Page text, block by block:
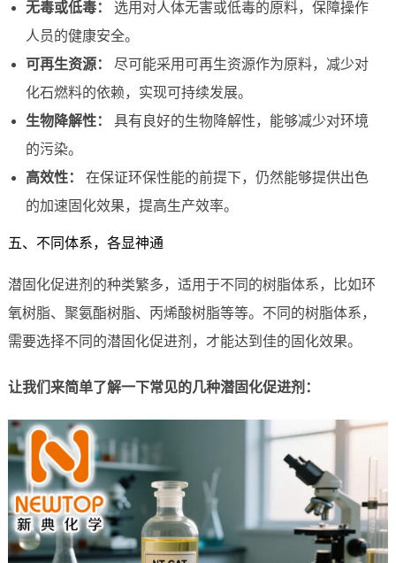
无毒或低毒：
选用对人体无害或低毒的原料，保障操作
人员的健康安全。
可再生资源：
尽可能采用可再生资源作为原料，减少对
化石燃料的依赖，实现可持续发展。
生物降解性：
具有良好的生物降解性，能够减少对环境
的污染。
高效性：
在保证环保性能的前提下，仍然能够提供出色
的加速固化效果，提高生产效率。
五、不同体系，各显神通
潜固化促进剂的种类繁多，适用于不同的树脂体系，比如环
氧树脂、聚氨酯树脂、丙烯酸树脂等等。不同的树脂体系，
需要选择不同的潜固化促进剂，才能达到佳的固化效果。
让我们来简单了解一下常见的几种潜固化促进剂：